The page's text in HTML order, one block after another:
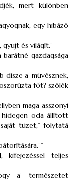
mert különben
egy hibázó
gyujt és világít.”
gazdagsága
dísze a’ müvésznek,
főt? szólék
maga asszonyi
hidegen oda állított
tüzet,” folytatá
kifejezéssel teljes
a’ természetet